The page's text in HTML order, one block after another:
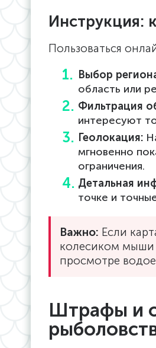
Инструкция:
Пользоваться
Выбор
область или
Фильтрация
интересуют
Геолокация:
мгновенно
ограничения.
Детальная
точке и
Важно: Если
колесиком мыши
просмотре
Штрафы и